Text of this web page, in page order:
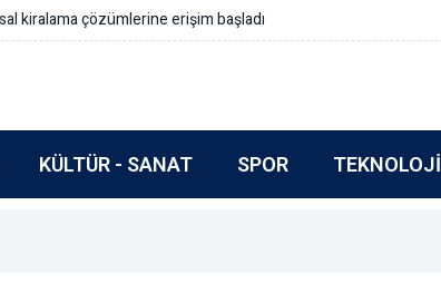
içermeli
KÜLTÜR - SANAT SPOR TEKNOLOJI